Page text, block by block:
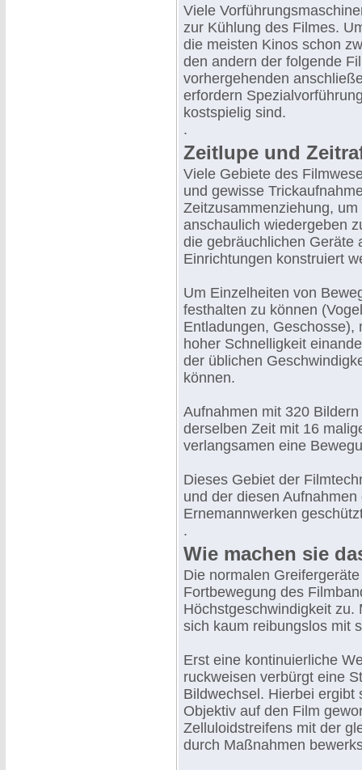
Viele
zur Kühlung des Filmes.
die meisten Kinos schon
den andern der folgende
vorhergehenden
erfordern
kostspielig sind.
.
Zeitlupe und
Viele Gebiete des
und gewisse
Zeitzusammenziehung,
anschaulich wiedergeben
die gebräuchlichen Geräte
Einrichtungen konstruiert
Um Einzelheiten von
festhalten zu können
Entladungen, Geschosse),
hoher Schnelligkeit
der üblichen
können.
Aufnahmen mit 320
derselben Zeit mit 16
verlangsamen eine
Dieses Gebiet der
und der diesen
Ernemannwerken
.
Wie machen sie
Die normalen
Fortbewegung des
Höchstgeschwindigkeit zu.
sich kaum reibungslos mit
Erst eine kontinuierliche
ruckweisen verbürgt eine
Bildwechsel. Hierbei
Objektiv auf den Film
Zelluloidstreifens mit der
durch Maßnahmen